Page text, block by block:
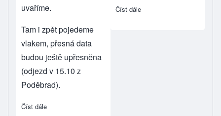
uvaříme.
Tam i zpět pojedeme
vlakem, přesná data
budou ještě upřesněna
(odjezd v 15.10 z
Poděbrad).
Číst dále
Číst dále